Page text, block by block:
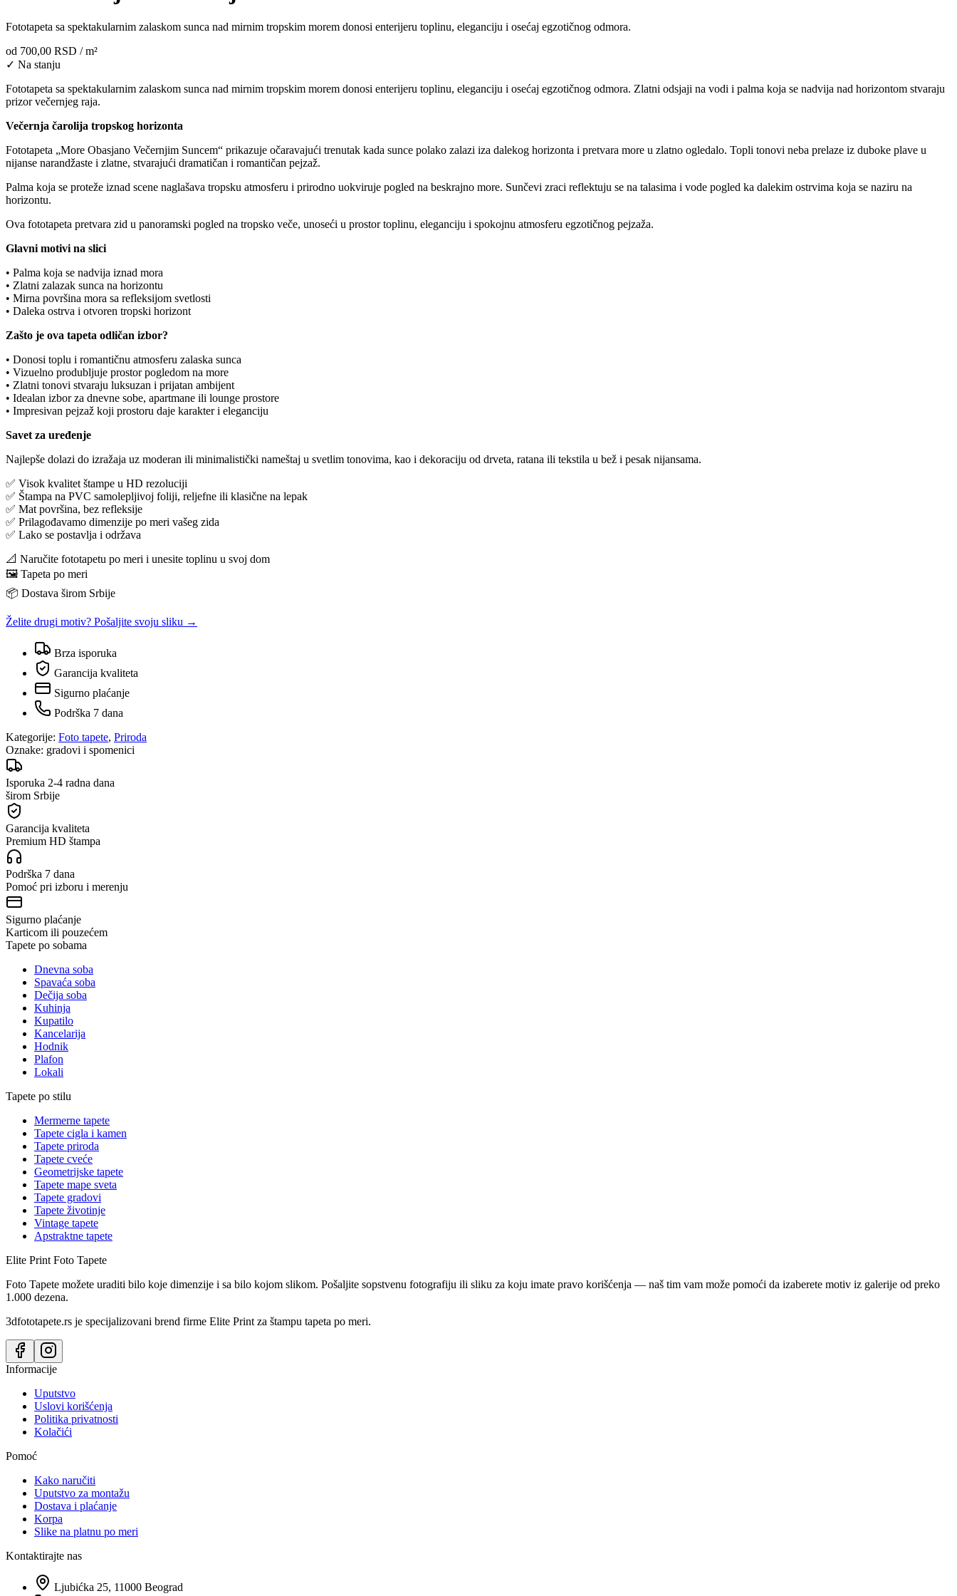
Fototapeta sa spektakularnim zalaskom sunca nad mirnim tropskim morem donosi enterijeru toplinu, eleganciju i osećaj egzotičnog odmora.
od 700,00 RSD / m²
✓ Na stanju
Fototapeta sa spektakularnim zalaskom sunca nad mirnim tropskim morem donosi enterijeru toplinu, eleganciju i osećaj egzotičnog odmora. Zlatni odsjaji na vodi i palma koja se nadvija nad horizontom stvaraju
prizorvečernjeg raja.
Večernja čarolija tropskog horizonta
Fototapeta „More Obasjano Večernjim Suncem“ prikazuje očaravajući trenutak kada sunce polako zalazi iza dalekog horizonta i pretvara more u zlatno ogledalo. Topli tonovi neba prelaze iz duboke plave u
nijanse narandžaste i zlatne, stvarajući dramatičan i romantičan pejzaž.
Palma koja se proteže iznad scene naglašava tropsku atmosferu i prirodno uokviruje pogled na beskrajno more. Sunčevi zraci reflektuju se na talasima i vode pogled ka dalekim ostrvima koja se naziru na
horizontu.
Ova fototapeta pretvara zid u panoramski pogled na tropsko veče, unoseći u prostortoplinu, eleganciju i spokojnu atmosferu egzotičnog pejzaža.
Glavni motivi na slici
• Palma koja se nadvija iznad mora
• Zlatni zalazak sunca na horizontu
• Mirna površina mora sa refleksijom svetlosti
• Daleka ostrva i otvoren tropski horizont
Zašto je ova tapeta odličan izbor?
• Donosi toplu i romantičnu atmosferu zalaska sunca
• Vizuelno produbljuje prostorpogledom na more
• Zlatni tonovi stvaraju luksuzan i prijatan ambijent
• Idealan izborza dnevne sobe, apartmane ili lounge prostore
• Impresivan pejzaž koji prostoru daje karakteri eleganciju
Savet za uređenje
Najlepše dolazi do izražaja uz moderan ili minimalistički nameštaj u svetlim tonovima, kao i dekoraciju od drveta, ratana ili tekstila u bež i pesak nijansama.
✅ Visok kvalitet štampe u HD rezoluciji
✅ Štampa na PVC samolepljivoj foliji, reljefne ili klasične na lepak
✅ Mat površina, bez refleksije
✅ Prilagođavamo dimenzije po meri vašeg zida
✅ Lako se postavlja i održava
📐 Naručite fototapetu po meri i unesite toplinu u svoj dom
🖼️ Tapeta po meri
📦 Dostava širom Srbije
Želite drugi motiv? Pošaljite svoju sliku →
Brza isporuka
Garancija kvaliteta
Sigurno plaćanje
Podrška 7 dana
Kategorije: Foto tapete, Priroda
Oznake: gradovi i spomenici
Isporuka 2-4 radna dana
širom Srbije
Garancija kvaliteta
Premium HD štampa
Podrška 7 dana
Pomoć pri izboru i merenju
Sigurno plaćanje
Karticom ili pouzećem
Tapete po sobama
Dnevna soba
Spavaća soba
Dečija soba
Kuhinja
Kupatilo
Kancelarija
Hodnik
Plafon
Lokali
Tapete po stilu
Mermerne tapete
Tapete cigla i kamen
Tapete priroda
Tapete cveće
Geometrijske tapete
Tapete mape sveta
Tapete gradovi
Tapete životinje
Vintage tapete
Apstraktne tapete
Elite Print Foto Tapete
Foto Tapete možete uraditi bilo koje dimenzije i sa bilo kojom slikom. Pošaljite sopstvenu fotografiju ili sliku za koju imate pravo korišćenja — naš tim vam može pomoći da izaberete motiv iz galerije od preko
1.000 dezena.
3dfototapete.rs je specijalizovani brend firme Elite Print za štampu tapeta po meri.
Informacije
Uputstvo
Uslovi korišćenja
Politika privatnosti
Kolačići
Pomoć
Kako naručiti
Uputstvo za montažu
Dostava i plaćanje
Korpa
Slike na platnu po meri
Kontaktirajte nas
Ljubićka 25, 11000 Beograd